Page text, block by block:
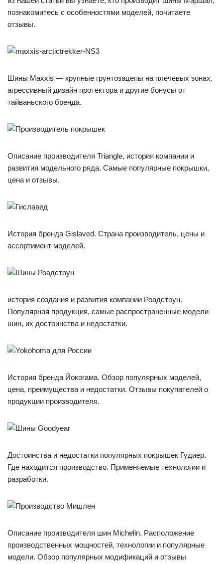
познакомитесь с особенностями моделей, почитаете
отзывы.
Шины Мaxxis — крупные грунтозацепы на плечевых зонах,
агрессивный дизайн протектора и другие бонусы от
тайваньского бренда.
Описание производителя Triangle, история компании и
развития модельного ряда. Самые популярные покрышки,
цена и отзывы.
История бренда Gislaved. Страна производитель, цены и
ассортимент моделей.
история создания и развития компании Роадстоун.
Популярная продукция, самые распространенные модели
шин, их достоинства и недостатки.
История бренда Йокогама. Обзор популярных моделей,
цена, преимущества и недостатки. Отзывы покупателей о
продукции производителя.
Достоинства и недостатки популярных покрышек Гудиер.
Где находится производство. Применяемые технологии и
разработки.
Описание производителя шин Michelin. Расположение
производственных мощностей, технологии и популярные
модели. Обзор популярных модификаций и отзывы